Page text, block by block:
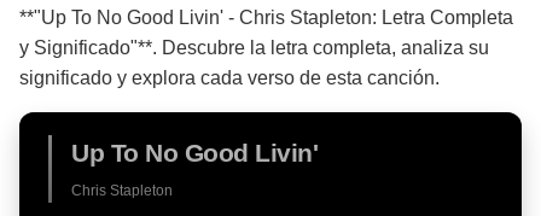
**"Up To No Good Livin' - Chris Stapleton: Letra Completa
y Significado"**. Descubre la letra completa, analiza su
significado y explora cada verso de esta canción.
Up To No Good Livin'
Chris Stapleton